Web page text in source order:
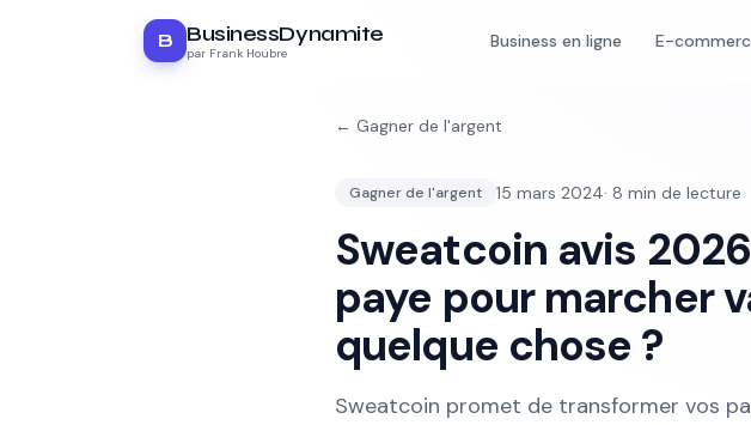
B BusinessDynamite
par Frank Houbre
Business en ligne E-
← Gagner de l'argent
Gagner de l'argent 15 mars 2024· 8 min de lecture
Sweatcoin avis
paye pour marcher
quelque chose ?
Sweatcoin promet de transformer vos